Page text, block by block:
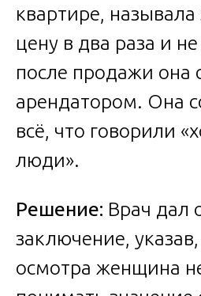
квартире,
цену в два раза и
после продажи она
арендатором. Она
всё, что говорили
люди».
Решение: Врач дал
заключение,
осмотра женщина